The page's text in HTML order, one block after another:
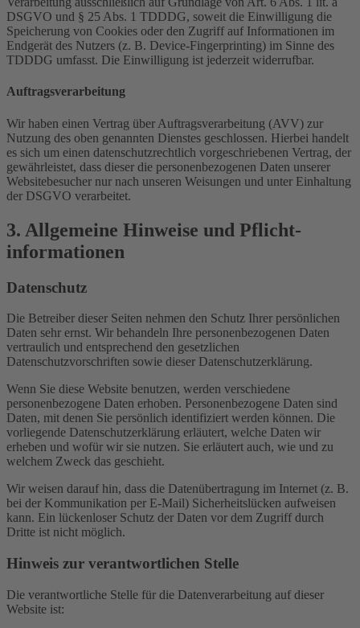
DSGVO und § 25 Abs. 1 TDDDG, soweit die Einwilligung die
Speicherung von Cookies oder den Zugriff auf Informationen im
Endgerät des Nutzers (z. B. Device-Fingerprinting) im Sinne des
TDDDG umfasst. Die Einwilligung ist jederzeit widerrufbar.
Auftragsverarbeitung
Wir haben einen Vertrag über Auftragsverarbeitung (AVV) zur
Nutzung des oben genannten Dienstes geschlossen. Hierbei handelt
es sich um einen datenschutzrechtlich vorgeschriebenen Vertrag, der
gewährleistet, dass dieser die personenbezogenen Daten unserer
Websitebesucher nur nach unseren Weisungen und unter Einhaltung
der DSGVO verarbeitet.
3. Allgemeine Hinweise und Pflicht­
informationen
Datenschutz
Die Betreiber dieser Seiten nehmen den Schutz Ihrer persönlichen
Daten sehr ernst. Wir behandeln Ihre personenbezogenen Daten
vertraulich und entsprechend den gesetzlichen
Datenschutzvorschriften sowie dieser Datenschutzerklärung.
Wenn Sie diese Website benutzen, werden verschiedene
personenbezogene Daten erhoben. Personenbezogene Daten sind
Daten, mit denen Sie persönlich identifiziert werden können. Die
vorliegende Datenschutzerklärung erläutert, welche Daten wir
erheben und wofür wir sie nutzen. Sie erläutert auch, wie und zu
welchem Zweck das geschieht.
Wir weisen darauf hin, dass die Datenübertragung im Internet (z. B.
bei der Kommunikation per E-Mail) Sicherheitslücken aufweisen
kann. Ein lückenloser Schutz der Daten vor dem Zugriff durch
Dritte ist nicht möglich.
Hinweis zur verantwortlichen Stelle
Die verantwortliche Stelle für die Datenverarbeitung auf dieser
Website ist: